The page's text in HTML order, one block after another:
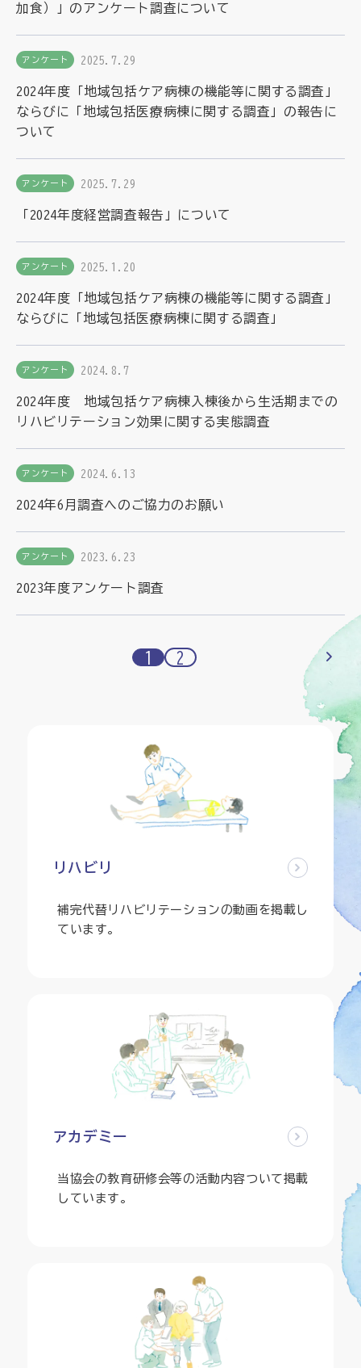
加食）」のアンケート調査について
アンケート 2025.7.29
2024年度「地域包括ケア病棟の機能等に関する調査」
ならびに「地域包括医療病棟に関する調査」の報告に
ついて
アンケート 2025.7.29
「2024年度経営調査報告」について
アンケート 2025.1.20
2024年度「地域包括ケア病棟の機能等に関する調査」
ならびに「地域包括医療病棟に関する調査」
アンケート 2024.8.7
2024年度 地域包括ケア病棟入棟後から生活期までの
リハビリテーション効果に関する実態調査
アンケート 2024.6.13
2024年6月調査へのご協力のお願い
アンケート 2023.6.23
2023年度アンケート調査
1 2
リハビリ
補完代替リハビリテーションの動画を掲載し
ています。
アカデミー
当協会の教育研修会等の活動内容ついて掲載
しています。